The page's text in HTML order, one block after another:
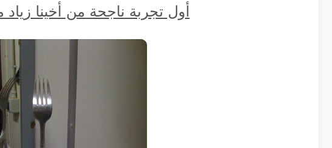
أول تجربة ناجحة من أخينا زياد